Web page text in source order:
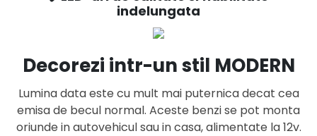
indelungata
Decorezi intr-un stil MODERN
Lumina data este cu mult mai puternica decat cea
emisa de becul normal. Aceste benzi se pot monta
oriunde in autovehicul sau in casa, alimentate la 12v.